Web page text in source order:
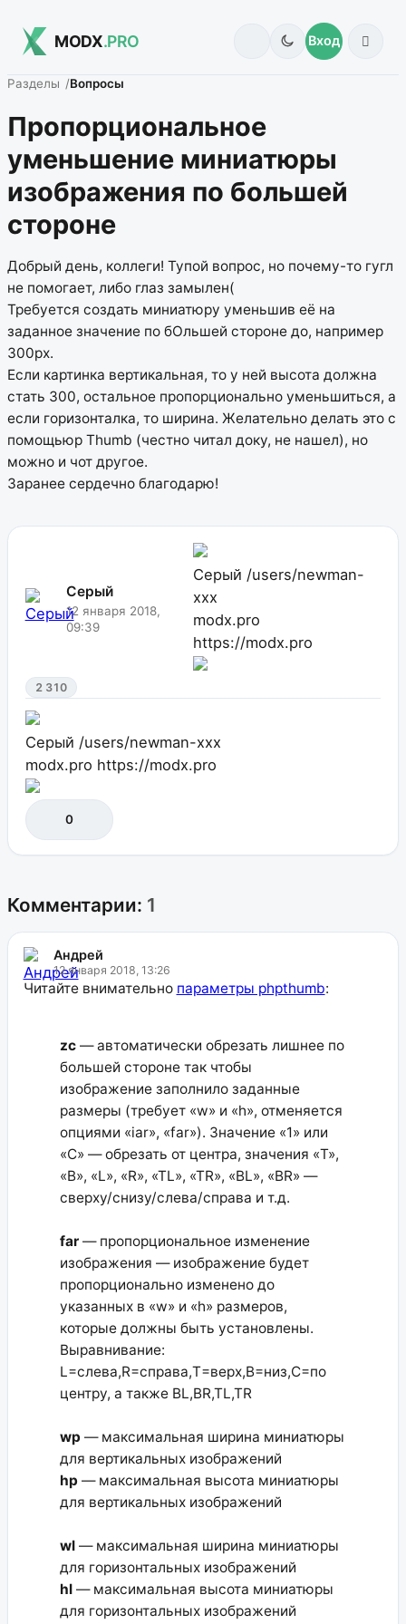
MODX.PRO Вход
Разделы Вопросы
Пропорциональное
уменьшение миниатюры
изображения по большей
стороне
Добрый день, коллеги! Тупой вопрос, но почему-то гугл
не помогает, либо глаз замылен(
Требуется создать миниатюру уменьшив её на
заданное значение по бОльшей стороне до, например
300рх.
Если картинка вертикальная, то у ней высота должна
стать 300, остальное пропорционально уменьшиться, а
если горизонталка, то ширина. Желательно делать это с
помощьюp Thumb (честно читал доку, не нашел), но
можно и чот другое.
Заранее сердечно благодарю!
Серый
12 января 2018,
09:39
Серый /users/newman-
xxx
modx.pro
https://modx.pro
2 310
Серый /users/newman-xxx
modx.pro https://modx.pro
0
Комментарии: 1
Андрей
12 января 2018, 13:26
Читайте внимательно параметры phpthumb:
zc— автоматически обрезать лишнее по
большей стороне так чтобы
изображение заполнило заданные
размеры (требует «w» и «h», отменяется
опциями «iar», «far»). Значение «1» или
«C» — обрезать от центра, значения «T»,
«B», «L», «R», «TL», «TR», «BL», «BR» —
сверху/снизу/слева/справа и т.д.
far— пропорциональное изменение
изображения — изображение будет
пропорционально изменено до
указанных в «w» и «h» размеров,
которые должны быть установлены.
Выравнивание:
L=слева,R=справа,T=верх,B=низ,C=по
центру, а также BL,BR,TL,TR
wp— максимальная ширина миниатюры
для вертикальных изображений
hp— максимальная высота миниатюры
для вертикальных изображений
wl— максимальная ширина миниатюры
для горизонтальных изображений
hl— максимальная высота миниатюры
для горизонтальных изображений